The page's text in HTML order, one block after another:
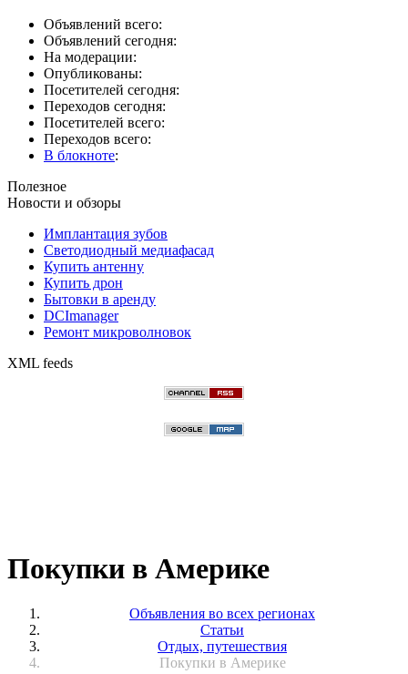
Объявлений всего:
Объявлений сегодня:
На модерации:
Опубликованы:
Посетителей сегодня:
Переходов сегодня:
Посетителей всего:
Переходов всего:
В блокноте:
Полезное
Новости и обзоры
Имплантация зубов
Светодиодный медиафасад
Купить антенну
Купить дрон
Бытовки в аренду
DCImanager
Ремонт микроволновок
XML feeds
Покупки в Америке
Объявления во всех регионах
Статьи
Отдых, путешествия
Покупки в Америке